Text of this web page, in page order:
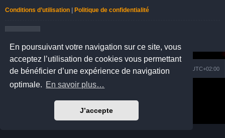
En poursuivant votre navigation sur ce site, vous
acceptez l’utilisation de cookies vous permettant
de bénéficier d’une expérience de navigation
optimale. En savoir plus…
J’accepte
Conditions d’utilisation | Politique de confidentialité
Nuage Portail Accueil du forum Fuseau horaire sur UTC+02:00
Développé parphpBB® Forum Software © phpBB Limited
Confidentialité